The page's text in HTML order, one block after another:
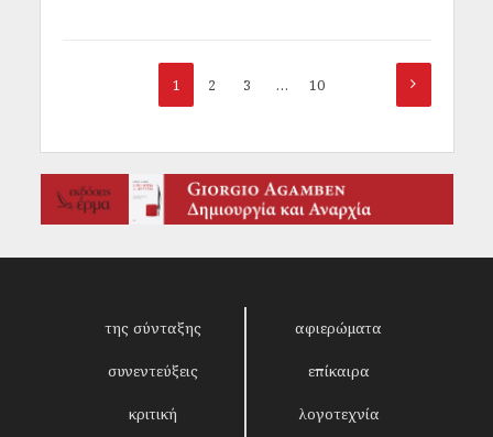
1 2 3 … 10
της σύνταξης αφιερώματα
συνεντεύξεις επίκαιρα
κριτική λογοτεχνία